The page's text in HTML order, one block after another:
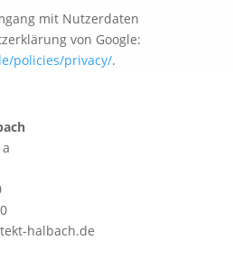
mit Nutzerdaten
von Google:
policies/privacy/.
halbach.de